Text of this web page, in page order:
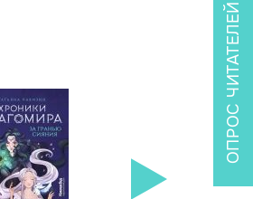
ОПРОС ЧИТАТЕЛЕЙ